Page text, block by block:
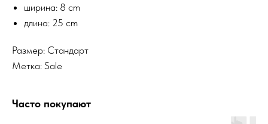
ширина: 8 cm
длина: 25 cm
Размер: Стандарт
Метка: Sale
Часто покупают